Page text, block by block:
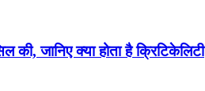
जानिए क्या होता है क्रिटिकेलिटी